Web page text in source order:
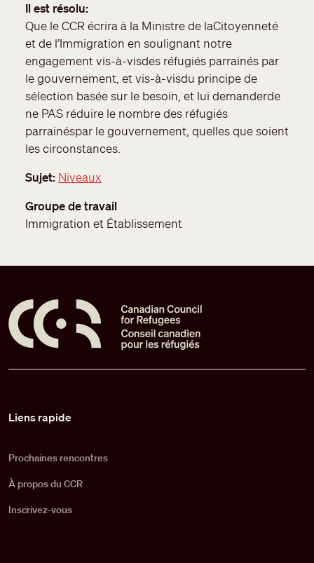
Il est résolu
Que le CCR écrira à la Ministre de laCitoyenneté
et de l’Immigration en soulignant notre
engagement vis-à-visdes réfugiés parrainés par
le gouvernement, et vis-à-visdu principe de
sélection basée sur le besoin, et lui demanderde
ne PAS réduire le nombre des réfugiés
parrainéspar le gouvernement, quelles que soient
les circonstances.
Sujet Niveaux
Groupe de travail
Immigration et Établissement
Liens rapide
Prochaines rencontres
À propos du CCR
Inscrivez-vous